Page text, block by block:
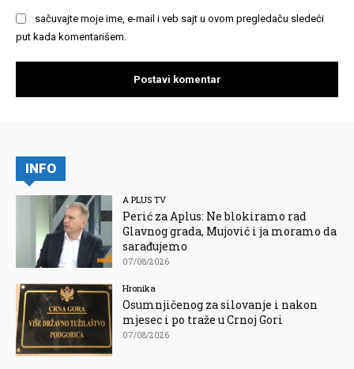
sačuvajte moje ime, e-mail i veb sajt u ovom pregledaču sledeći
put kada komentarišem.
INFO
A PLUS TV
Perić za Aplus: Ne blokiramo rad
Glavnog grada, Mujović i ja moramo da
sarađujemo
07/08/2026
Hronika
Osumnjičenog za silovanje i nakon
mjesec i po traže u Crnoj Gori
07/08/2026